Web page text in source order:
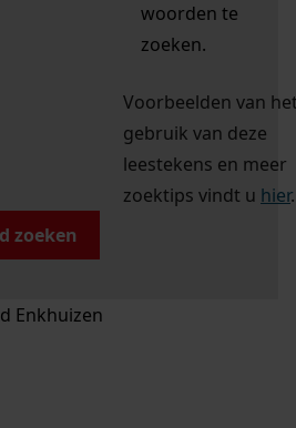
woorden te
zoeken.
Voorbeelden van
gebruik van deze
leestekens en meer
zoektips vindt u hier.
zoeken
Enkhuizen